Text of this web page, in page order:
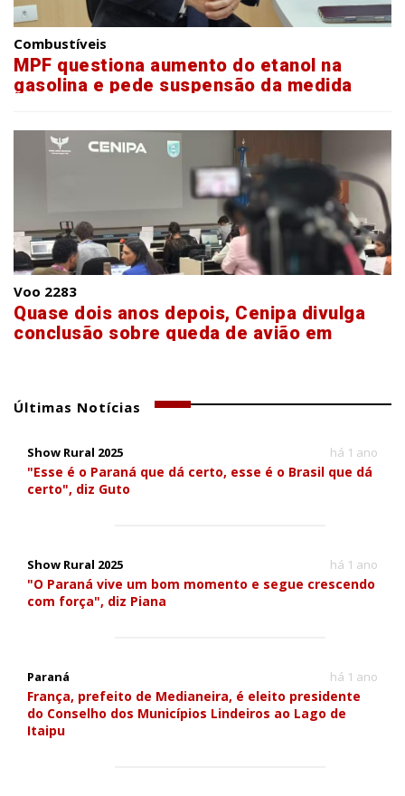
Combustíveis
MPF questiona aumento do etanol na
gasolina e pede suspensão da medida
Voo 2283
Quase dois anos depois, Cenipa divulga
conclusão sobre queda de avião em
Últimas Notícias
Show Rural 2025 há 1 ano
"Esse é o Paraná que dá certo, esse é o Brasil que dá
certo", diz Guto
Show Rural 2025 há 1 ano
"O Paraná vive um bom momento e segue crescendo
com força", diz Piana
Paraná há 1 ano
França, prefeito de Medianeira, é eleito presidente
do Conselho dos Municípios Lindeiros ao Lago de
Itaipu